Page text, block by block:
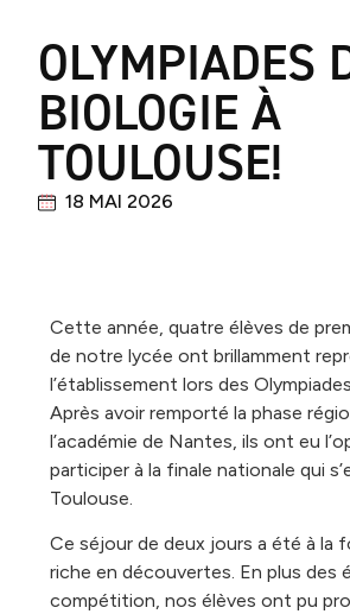
OLYMPIADES
BIOLOGIE À
TOULOUSE!
18 MAI 2026
Cette année, quatre élèves de
de notre lycée ont brillamment
l’établissement lors des
Après avoir remporté la phase
l’académie de Nantes, ils ont eu
participer à la finale nationale qui
Toulouse.
Ce séjour de deux jours a été à la
riche en découvertes. En plus des
compétition, nos élèves ont pu